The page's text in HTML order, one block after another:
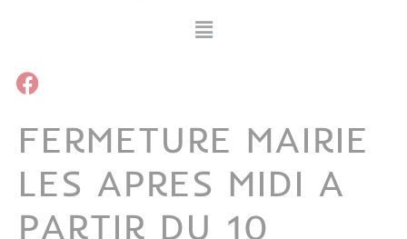
FERMETURE MAIRIE
LES APRES MIDI A
PARTIR DU 10